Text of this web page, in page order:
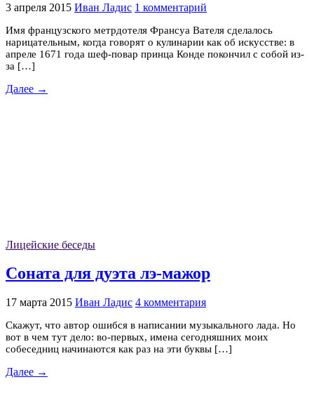
3 апреля 2015 Иван Ладис 1 комментарий
Имя французского метрдотеля Франсуа Вателя сделалось
нарицательным, когда говорят о кулинарии как об искусстве: в
апреле 1671 года шеф-повар принца Конде покончил с собой из-
за […]
Далее →
Лицейские беседы
Соната для дуэта лэ-мажор
17 марта 2015 Иван Ладис 4 комментария
Скажут, что автор ошибся в написании музыкального лада. Но
вот в чем тут дело: во-первых, имена сегодняшних моих
собеседниц начинаются как раз на эти буквы […]
Далее →